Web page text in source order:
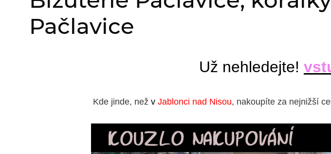
Pačlavice
Už nehledejte!
Kde jinde, než v Jablonci nad Nisou, nakoupíte za nejnižší